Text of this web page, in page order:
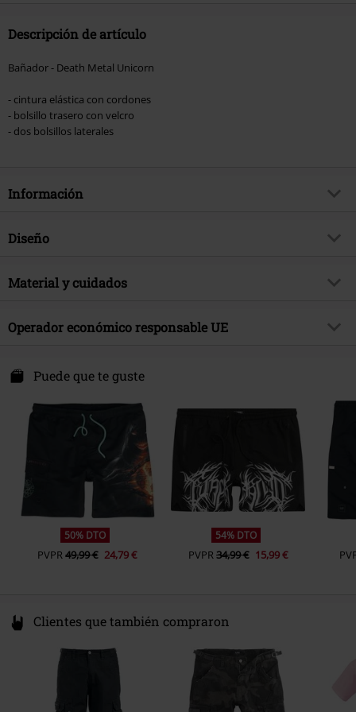
Descripción de artículo
Bañador - Death Metal Unicorn
- cintura elástica con cordones
- bolsillo trasero con velcro
- dos bolsillos laterales
Información
Artículo no.
Exclusivo
Fecha de lanzamiento
6/6/23
Sexo
Diseño
Tipo de producto
Estampada
si
Material y cuidados
Material Externo
100% poliéster
Operador económico responsable UE
Sachsenweg 16
Germany
info@art-worx.de
Puede que te guste
50% DTO
PVPR49,99 € 24,79 €
54% DTO
PVPR34,99 € 15,99 €
Clientes que también compraron